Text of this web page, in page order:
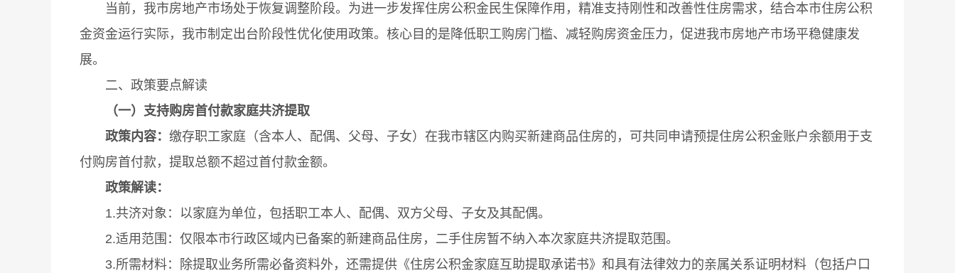
当前，我市房地产市场处于恢复调整阶段。为进一步发挥住房公积金民生保障作用，精准支持刚性和改善性住房需求，结合本市住房公积
金资金运行实际，我市制定出台阶段性优化使用政策。核心目的是降低职工购房门槛、减轻购房资金压力，促进我市房地产市场平稳健康发
展。
二、政策要点解读
（一） 支持购房首付款家庭共济提取
政策内容： 缴存职工家庭（含本人、配偶、父母、子女）在我市辖区内购买新建商品住房的，可共同申请预提住房公积金账户余额用于支
付购房首付款，提取总额不超过首付款金额。
政策解读：
1.共济对象：以家庭为单位，包括职工本人、配偶、双方父母、子女及其配偶。
2.适用范围：仅限本市行政区域内已备案的新建商品住房，二手住房暂不纳入本次家庭共济提取范围。
3.所需材料：除提取业务所需必备资料外，还需提供《住房公积金家庭互助提取承诺书》和具有法律效力的亲属关系证明材料（包括户口